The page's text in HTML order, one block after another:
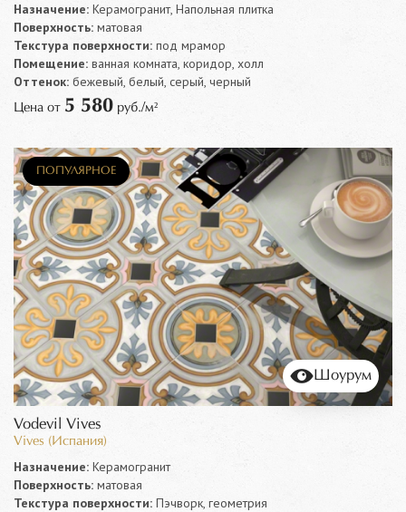
Назначение: Керамогранит, Напольная плитка
Поверхность: матовая
Текстура поверхности: под мрамор
Помещение: ванная комната, коридор, холл
Оттенок: бежевый, белый, серый, черный
Цена от 5 580 руб./м²
ПОПУЛЯРНОЕ
Шоурум
Vodevil Vives
Vives (Испания)
Назначение: Керамогранит
Поверхность: матовая
Текстура поверхности: Пэчворк, геометрия